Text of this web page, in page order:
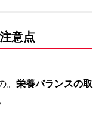
意点
。 栄養バランスの取